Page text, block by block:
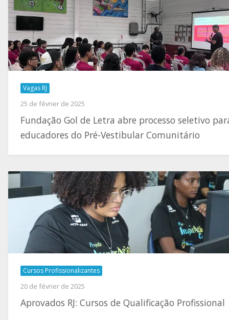
Vagas RJ
25 de février de 2025
Fundação Gol de Letra abre processo seletivo
educadores do Pré-Vestibular Comunitário
Cursos Profissionalizantes
20 de février de 2025
Aprovados RJ: Cursos de Qualificação Profissional